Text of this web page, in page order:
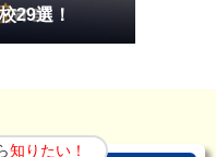
29選！
知りたい！